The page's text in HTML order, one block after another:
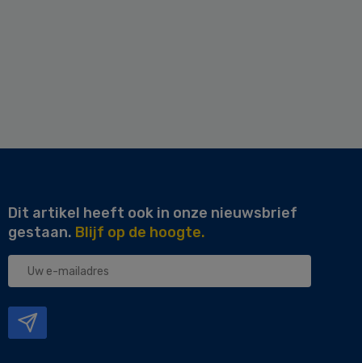
Dit artikel heeft ook in onze nieuwsbrief
gestaan. Blijf op de hoogte.
Uw